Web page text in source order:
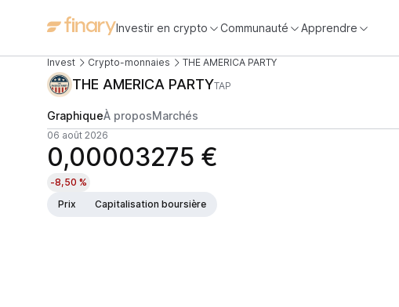
Investir en crypto Communauté Apprendre
Invest Crypto-monnaies THE AMERICA PARTY
THE AMERICA PARTYTAP
GraphiqueÀ proposMarchés
06 août 2026
0,00003275 €
-8,50 %
Prix
Capitalisation boursière